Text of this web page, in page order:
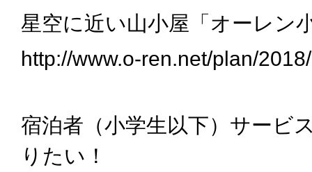
星空に近い山小屋「オーレン
http://www.o-ren.net/plan/
宿泊者（小学生以下）サー
りたい！